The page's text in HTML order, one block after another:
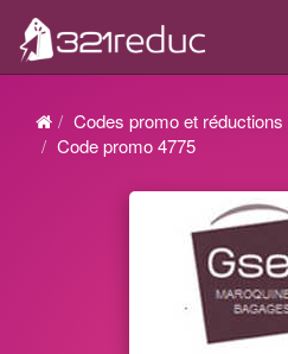
Codes promo et réductions
Code promo 4775